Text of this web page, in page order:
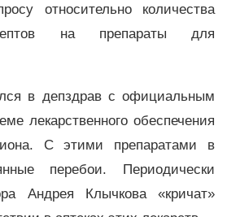
относительно количества
на препараты для
в депздрав с официальным
лекарственного обеспечения
С этими препаратами в
перебои. Периодически
Андрея Клычкова «кричат»